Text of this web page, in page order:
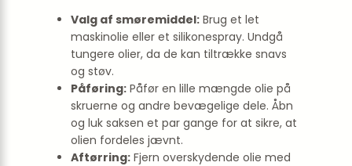
Valg af smøremiddel: Brug et let
maskinolie eller et silikonespray. Undgå
tungere olier, da de kan tiltrække snavs
og støv.
Påføring: Påfør en lille mængde olie på
skruerne og andre bevægelige dele. Åbn
og luk saksen et par gange for at sikre, at
olien fordeles jævnt.
Aftørring: Fjern overskydende olie med